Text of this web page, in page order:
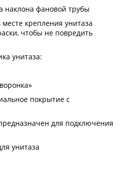
наклона фановой трубы
крепления унитаза
чтобы не повредить
унитаза:
покрытие c
для подключения
унитаза